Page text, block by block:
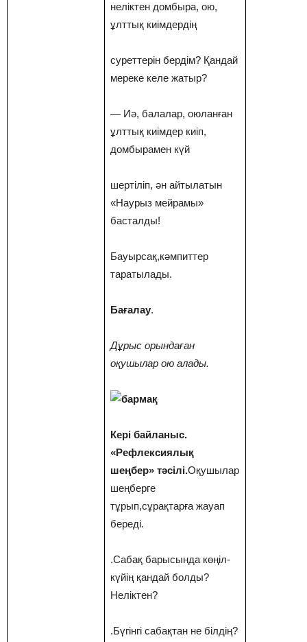
неліктен домбыра, ою,
ұлттық киімдердің
суреттерін бердім? Қандай
мереке келе жатыр?
— Иә, балалар, оюланған
ұлттық киімдер киіп,
домбырамен күй
шертіліп, ән айтылатын
«Наурыз мейрамы»
басталды!
Бауырсақ,кәмпиттер
таратылады.
Бағалау.
Дұрыс орындаған
оқушылар ою алады.
Кері байланыс.
«Рефлексиялық
шеңбер» тәсілі.Оқушылар
шеңберге
тұрып,сұрақтарға жауап
береді.
.Сабақ барысында көңіл-
күйің қандай болды?
Неліктен?
.Бүгінгі сабақтан не білдің?